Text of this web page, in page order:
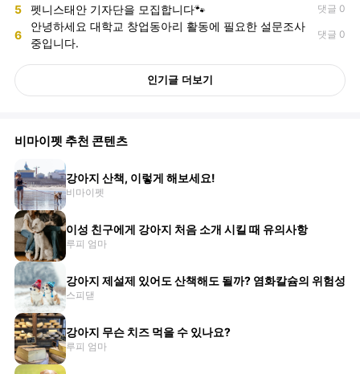
5 펫니스태안 기자단을 모집합니다🐾 댓글 0
6
안녕하세요 대학교 창업동아리 활동에 필요한 설문조사
중입니다.
댓글 0
인기글 더보기
비마이펫 추천 콘텐츠
강아지 산책, 이렇게 해보세요!
비마이펫
이성 친구에게 강아지 처음 소개 시킬 때 유의사항
루피 엄마
강아지 제설제 있어도 산책해도 될까? 염화칼슘의 위험성
스피댇
강아지 무슨 치즈 먹을 수 있나요?
루피 엄마